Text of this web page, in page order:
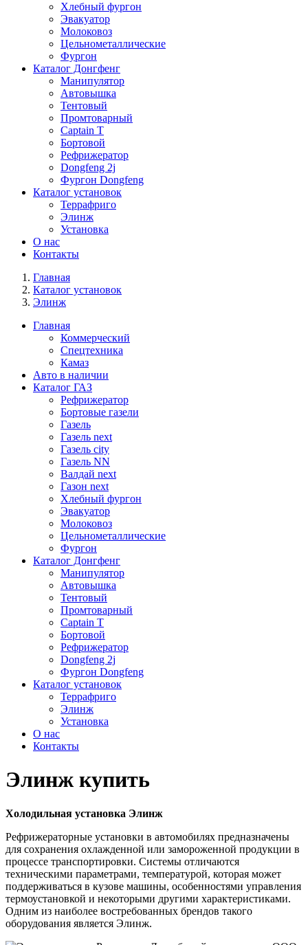
Хлебный фургон
Эвакуатор
Молоковоз
Цельнометаллические
Фургон
Каталог Донгфенг
Манипулятор
Автовышка
Тентовый
Промтоварный
Captain T
Бортовой
Рефрижератор
Dongfeng 2j
Фургон Dongfeng
Каталог установок
Террафриго
Элинж
Установка
О нас
Контакты
Главная
Каталог установок
Элинж
Главная
Коммерческий
Спецтехника
Камаз
Авто в наличии
Каталог ГАЗ
Рефрижератор
Бортовые газели
Газель
Газель next
Газель city
Газель NN
Валдай next
Газон next
Хлебный фургон
Эвакуатор
Молоковоз
Цельнометаллические
Фургон
Каталог Донгфенг
Манипулятор
Автовышка
Тентовый
Промтоварный
Captain T
Бортовой
Рефрижератор
Dongfeng 2j
Фургон Dongfeng
Каталог установок
Террафриго
Элинж
Установка
О нас
Контакты
Элинж купить
Холодильная установка Элинж
Рефрижераторные установки в автомобилях предназначены
для сохранения охлажденной или замороженной продукции в
процессе транспортировки. Системы отличаются
техническими параметрами, температурой, которая может
поддерживаться в кузове машины, особенностями управления
термоустановкой и некоторыми другими характеристиками.
Одним из наиболее востребованных брендов такого
оборудования является Элинж.